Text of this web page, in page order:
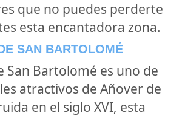
que no puedes perderte
esta encantadora zona.
SAN BARTOLOMÉ
San Bartolomé es uno de
atractivos de Añover de
en el siglo XVI, esta